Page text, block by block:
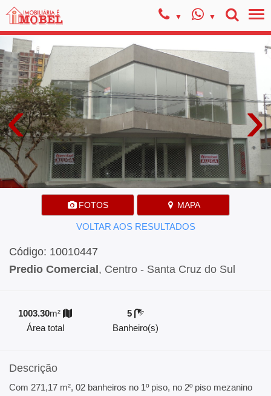
‹ ›
FOTOS MAPA
VOLTAR AOS RESULTADOS
Código: 10010447
Predio Comercial , Centro - Santa Cruz do Sul
1003.30m²
Área total
5
Banheiro(s)
Descrição
Com 271,17 m², 02 banheiros no 1º piso, no 2º piso mezanino